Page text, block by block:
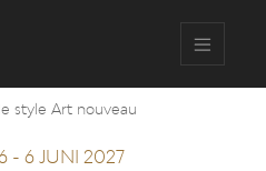
style Art nouveau
- 6 JUNI 2027